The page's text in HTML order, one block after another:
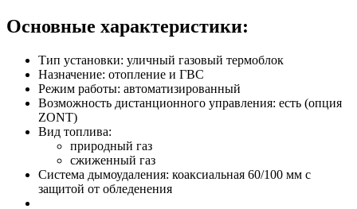
Основные характеристики:
Тип установки: уличный газовый термоблок
Назначение: отопление и ГВС
Режим работы: автоматизированный
Возможность дистанционного управления: есть (опция
ZONT)
Вид топлива:
природный газ
сжиженный газ
Система дымоудаления: коаксиальная 60/100 мм с
защитой от обледенения